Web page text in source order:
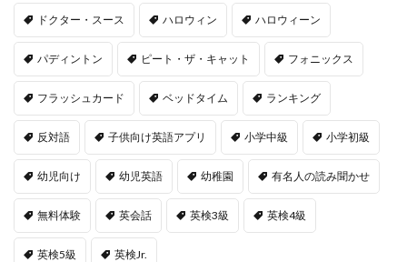
ドクター・スース ハロウィン ハロウィーン
パディントン ピート・ザ・キャット フォニックス
フラッシュカード ベッドタイム ランキング
反対語 子供向け英語アプリ 小学中級 小学初級
幼児向け 幼児英語 幼稚園 有名人の読み聞かせ
無料体験 英会話 英検3級 英検4級
英検5級 英検Jr.